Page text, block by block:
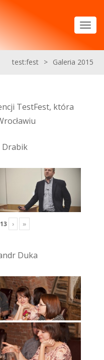
test:fest > Galeria 2015
TestFest, która
Drabik
13 › »
Duka